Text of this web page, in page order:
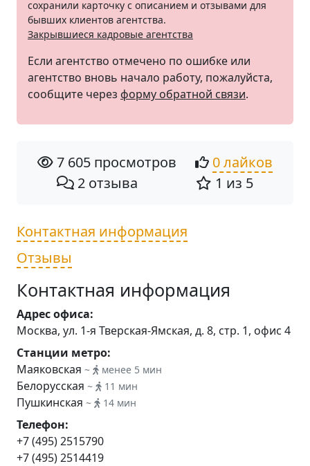
сохранили карточку с описанием и отзывами для
бывших клиентов агентства.
Закрывшиеся кадровые агентства
Если агентство отмечено по ошибке или
агентство вновь начало работу, пожалуйста,
сообщите через форму обратной связи.
7 605 просмотров
0 лайков
2 отзыва
1 из 5
Контактная информация
Отзывы
Контактная информация
Адрес офиса:
Москва, ул. 1-я Тверская-Ямская, д. 8, стр. 1, офис 4
Станции метро:
Маяковская ~ менее 5 мин
Белорусская ~ 11 мин
Пушкинская ~ 14 мин
Телефон:
+7 (495) 2515790
+7 (495) 2514419